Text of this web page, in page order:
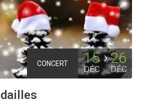
CONCERT 15
DÉC
26
DÉC